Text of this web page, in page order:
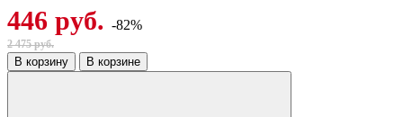
446 руб. -82%
2 475 руб.
В корзину В корзине